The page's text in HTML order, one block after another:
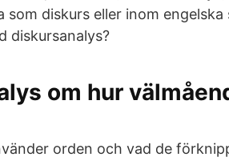
diskurs eller inom
diskursanalys?
om hur
orden och vad de